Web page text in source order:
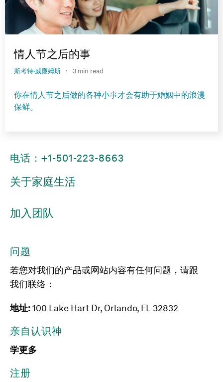
情人节之后的事
斯考特·威廉姆斯 · 3 min read
你在情人节之后做的各种小事才会有助于婚姻中的浪漫
保鲜。
电话：+1-501-223-8663
关于家庭生活
加入团队
问题
若您对我们的产品或网站内容有任何问题，请跟
我们联络：
地址:100 Lake Hart Dr, Orlando, FL 32832
亲自认识神
学更多
注册